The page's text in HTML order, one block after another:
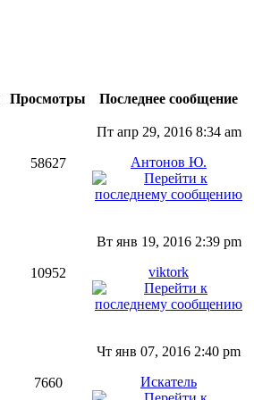
Просмотры Последнее сообщение
58627
Пт апр 29, 2016 8:34 am
Антонов Ю.
10952
Вт янв 19, 2016 2:39 pm
viktork
7660
Чт янв 07, 2016 2:40 pm
Искатель